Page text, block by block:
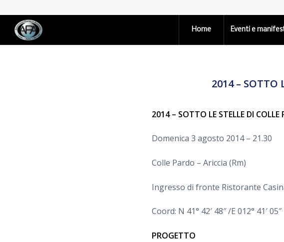
Home Eventi e
2014 – SOTTO
2014 – SOTTO LE STELLE DI
Domenica 3 agosto 2014 – 21.30
Colle Pardo – Ariccia (Rm)
Ingresso di fronte Ristorante
Coord: N 41° 42′ 48″ /E 012° 41′ 05″
PROGETTO